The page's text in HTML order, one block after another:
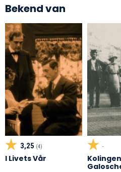
Bekend van
3,25 (4)
I Livets Vår
-